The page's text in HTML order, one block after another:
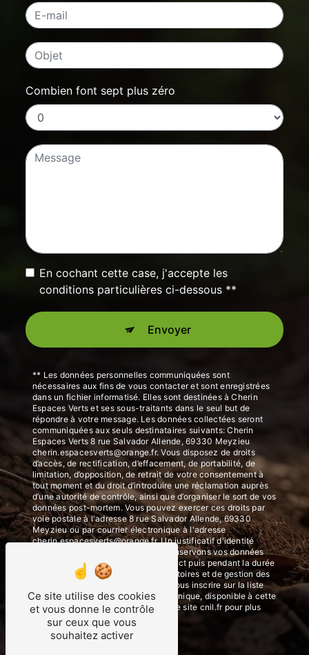
Combien font sept plus zéro
En cochant cette case, j'accepte les
conditions particulières ci-dessous **
Envoyer
** Les données personnelles communiquées sont
nécessaires aux fins de vous contacter et sont enregistrées
dans un fichier informatisé. Elles sont destinées à Cherin
Espaces Verts et ses sous-traitants dans le seul but de
répondre à votre message. Les données collectées seront
communiquées aux seuls destinataires suivants: Cherin
Espaces Verts 8 rue Salvador Allende, 69330 Meyzieu
cherin.espacesverts@orange.fr. Vous disposez de droits
d’accès, de rectification, d’effacement, de portabilité, de
limitation, d’opposition, de retrait de votre consentement à
tout moment et du droit d’introduire une réclamation auprès
d’une autorité de contrôle, ainsi que d’organiser le sort de vos
données post-mortem. Vous pouvez exercer ces droits par
voie postale à l'adresse 8 rue Salvador Allende, 69330
Meyzieu ou par courrier électronique à l'adresse
cherin.espacesverts@orange.fr. Un justificatif d'identité
pourra vous être demandé. Nous conservons vos données
pendant la période de prise de contact puis pendant la durée
de prescription légale aux fins probatoires et de gestion des
contentieux. Vous avez le droit de vous inscrire sur la liste
d'opposition au démarchage téléphonique, disponible à cette
adresse:Bloctel.gouv.fr. Consultez le site cnil.fr pour plus
d’informations sur vos droits.
Ce site utilise des cookies
et vous donne le contrôle
sur ceux que vous
souhaitez activer